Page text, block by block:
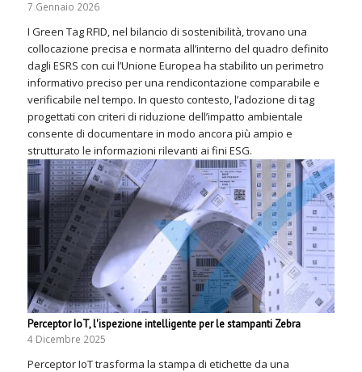
7 Gennaio 2026
I Green Tag RFID, nel bilancio di sostenibilità, trovano una
collocazione precisa e normata all’interno del quadro definito
dagli ESRS con cui l’Unione Europea ha stabilito un perimetro
informativo preciso per una rendicontazione comparabile e
verificabile nel tempo. In questo contesto, l’adozione di tag
progettati con criteri di riduzione dell’impatto ambientale
consente di documentare in modo ancora più ampio e
strutturato le informazioni rilevanti ai fini ESG.
Perceptor IoT, l'ispezione intelligente per le stampanti Zebra
4 Dicembre 2025
Perceptor IoT trasforma la stampa di etichette da una